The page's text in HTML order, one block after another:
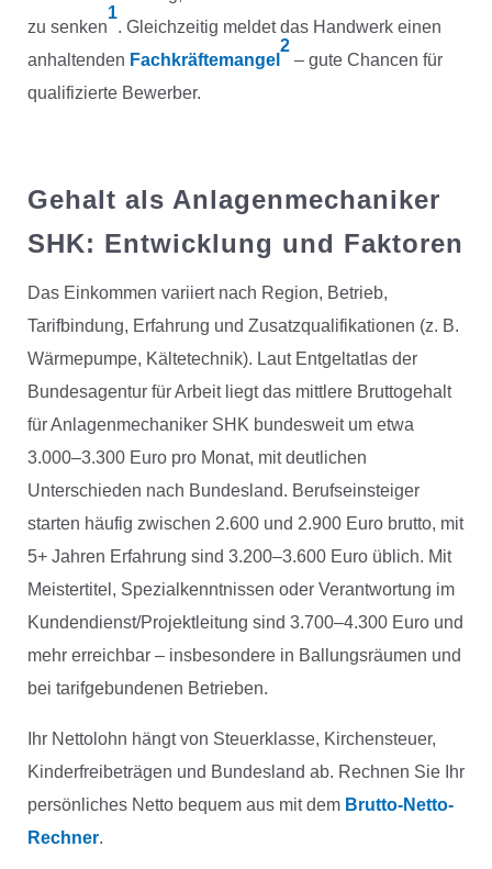
zu senken
1
. Gleichzeitig meldet das Handwerk einen
anhaltenden Fachkräftemangel
2
– gute Chancen für
qualifizierte Bewerber.
Gehalt als Anlagenmechaniker
SHK: Entwicklung und Faktoren
Das Einkommen variiert nach Region, Betrieb,
Tarifbindung, Erfahrung und Zusatzqualifikationen (z. B.
Wärmepumpe, Kältetechnik). Laut Entgeltatlas der
Bundesagentur für Arbeit liegt das mittlere Bruttogehalt
für Anlagenmechaniker SHK bundesweit um etwa
3.000–3.300 Euro pro Monat, mit deutlichen
Unterschieden nach Bundesland. Berufseinsteiger
starten häufig zwischen 2.600 und 2.900 Euro brutto, mit
5+ Jahren Erfahrung sind 3.200–3.600 Euro üblich. Mit
Meistertitel, Spezialkenntnissen oder Verantwortung im
Kundendienst/Projektleitung sind 3.700–4.300 Euro und
mehr erreichbar – insbesondere in Ballungsräumen und
bei tarifgebundenen Betrieben.
Ihr Nettolohn hängt von Steuerklasse, Kirchensteuer,
Kinderfreibeträgen und Bundesland ab. Rechnen Sie Ihr
persönliches Netto bequem aus mit dem Brutto-Netto-
Rechner.